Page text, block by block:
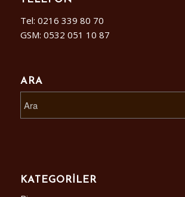
Tel: 0216 339 80 70
GSM: 0532 051 10 87
ARA
KATEGORILER